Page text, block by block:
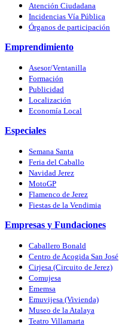
Atención Ciudadana
Incidencias Vía Pública
Órganos de participación
Emprendimiento
Asesor/Ventanilla
Formación
Publicidad
Localización
Economía Local
Especiales
Semana Santa
Feria del Caballo
Navidad Jerez
MotoGP
Flamenco de Jerez
Fiestas de la Vendimia
Empresas y Fundaciones
Caballero Bonald
Centro de Acogida San José
Cirjesa (Circuito de Jerez)
Comujesa
Ememsa
Emuvijesa (Vivienda)
Museo de la Atalaya
Teatro Villamarta